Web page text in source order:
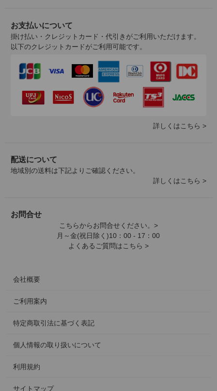
お支払いについて
掛け払い・クレジットカード・代引きがご利用いただけます。
以下のクレジットカードがご利用可能です。
詳しくはこちら >
配送について
地域別の送料は下記よりご確認ください。
詳しくはこちら >
お問合せ
こちらからお問合せください。>
月～金(祝日除く)10：00 - 17：00
よくあるご質問はこちら >
会社概要
ご利用案内
特定商取引法に基づく表記
個人情報の取り扱いについて
利用規約
サイトマップ